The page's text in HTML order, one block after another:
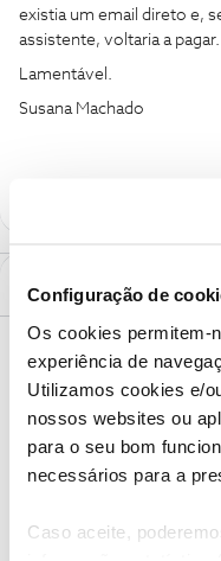
Configuração de
Os cookies permitem-
experiência de
Utilizamos cookies e/
nossos websites ou
para o seu bom
necessários para a
Caso aceite,
existia um email direto e,
assistente, voltaria a pagar.
Lamentável.
Susana Machado
1 Comentário
Olá@SUSANA DE
Bem vinda ao Fórum NOS.
Vamos ajudar. Envie-nos
número de cliente para o